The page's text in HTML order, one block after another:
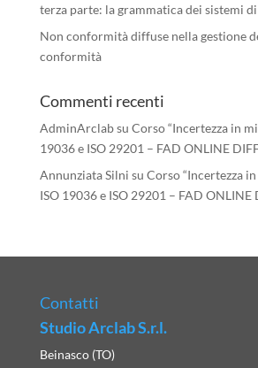
terza parte: la grammatica dei sistemi
Non conformità diffuse nella gestione
conformità
Commenti recenti
AdminArclabsu Corso “Incertezza in
19036 e ISO 29201 – FAD ONLINE
Annunziata Silni su Corso “Incertezza
ISO 19036 e ISO 29201 – FAD ONLINE
Contatti
Studio Arclab S.r.l.
Beinasco (TO)